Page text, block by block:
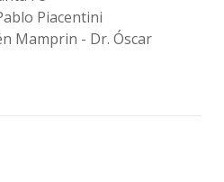
Piacentini
Mamprin - Dr. Óscar